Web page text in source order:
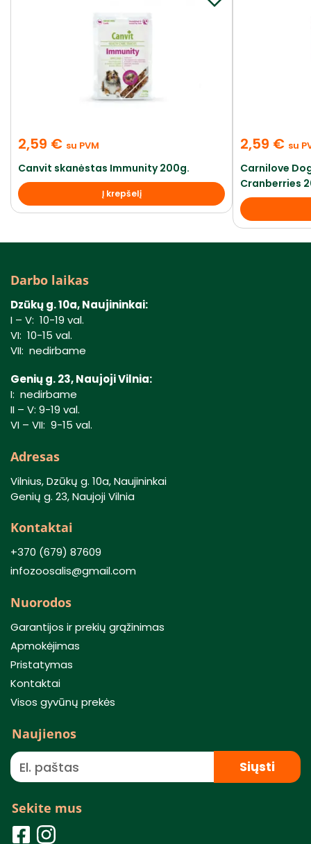
2,59 € su PVM
Canvit skanėstas Immunity 200g.
Į krepšelį
2,59 € su
Carnilove
Cranberries
Darbo laikas
Dzūkų g. 10a, Naujininkai:
I – V: 10-19 val.
VI: 10-15 val.
VII: nedirbame
Genių g. 23, Naujoji Vilnia:
I: nedirbame
II – V: 9-19 val.
VI – VII: 9-15 val.
Adresas
Vilnius, Dzūkų g. 10a, Naujininkai
Genių g. 23, Naujoji Vilnia
Kontaktai
+370 (679) 87609
infozoosalis@gmail.com
Nuorodos
Garantijos ir prekių grąžinimas
Apmokėjimas
Pristatymas
Kontaktai
Visos gyvūnų prekės
Naujienos
Siųsti
Sekite mus